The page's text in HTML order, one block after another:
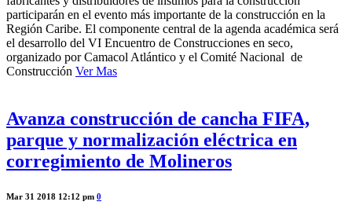
participarán en el evento más importante de la construcción en la
Región Caribe. El componente central de la agenda académica será
el desarrollo del VI Encuentro de Construcciones en seco,
organizado por Camacol Atlántico y el Comité Nacional de
Construcción Ver Mas
Avanza construcción de cancha FIFA,
parque y normalización eléctrica en
corregimiento de Molineros
Mar 31 2018 12:12 pm 0